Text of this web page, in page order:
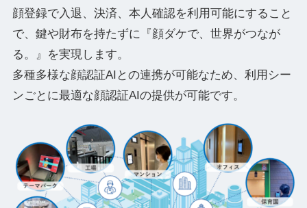
顔登録で入退、決済、本人確認を利用可能にすること
で、鍵や財布を持たずに『顔ダケで、世界がつなが
る。』を実現します。
多種多様な顔認証AIとの連携が可能なため、利用シー
ンごとに最適な顔認証AIの提供が可能です。